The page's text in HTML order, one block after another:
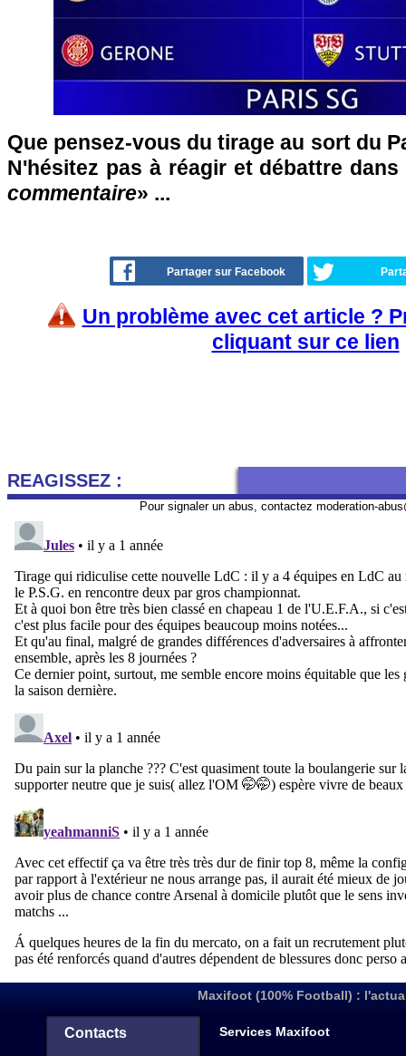
Que pensez-vous du tirage au sort du
N'hésitez pas à réagir et débattre dans
commentaire» ...
Partager sur Facebook
Un problème avec cet article ?
cliquant sur ce lien
REAGISSEZ :
Pour signaler un abus, contactez moderation-
Maxifoot (100% Football) :
Contacts Services Maxifoot